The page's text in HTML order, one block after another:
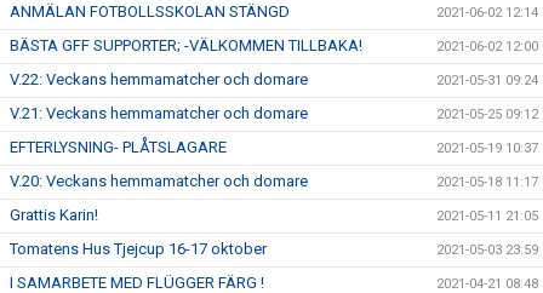
ANMÄLAN FOTBOLLSSKOLAN STÄNGD 2021-06-02 12:14
BÄSTA GFF SUPPORTER; -VÄLKOMMEN TILLBAKA! 2021-06-02 12:00
V.22: Veckans hemmamatcher och domare 2021-05-31 09:24
V.21: Veckans hemmamatcher och domare 2021-05-25 09:12
EFTERLYSNING- PLÅTSLAGARE 2021-05-19 10:37
V.20: Veckans hemmamatcher och domare 2021-05-18 11:17
Grattis Karin! 2021-05-11 21:05
Tomatens Hus Tjejcup 16-17 oktober 2021-05-03 23:59
I SAMARBETE MED FLÜGGER FÄRG ! 2021-04-21 08:48